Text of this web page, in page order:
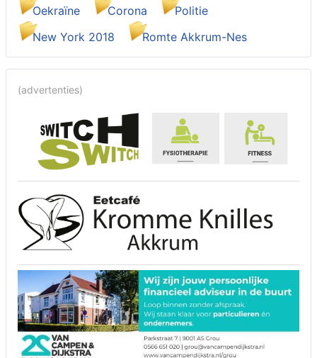
Oekraïne
Corona
Politie
New York 2018
Romte Akkrum-Nes
(advertenties)